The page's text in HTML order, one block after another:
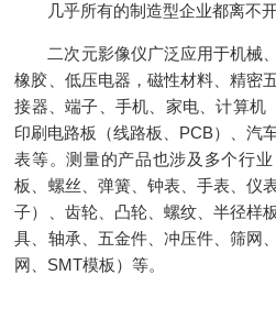
几乎所有的制造型企业都离不
二次元影像仪广泛应用于机械
橡胶、低压电器，磁性材料、精密
接器、端子、手机、家电、计算机
印刷电路板（线路板、PCB）、汽
表等。测量的产品也涉及多个行
板、螺丝、弹簧、钟表、手表、仪
子）、齿轮、凸轮、螺纹、半径样
具、轴承、五金件、冲压件、筛网
网、SMT模板）等。